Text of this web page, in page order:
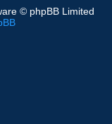
© phpBB Limited